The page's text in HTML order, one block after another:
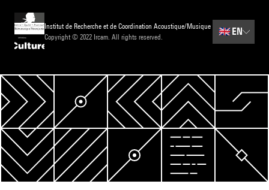
Institut de Recherche et de Coordination Acoustique/Musique
Copyright © 2022 Ircam. All rights reserved.
🇬🇧 EN